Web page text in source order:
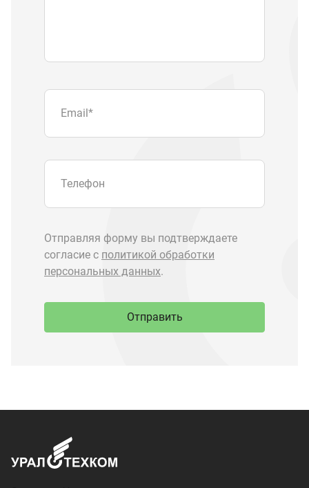
Запчасти Урал
Запчасти Камаз
Спецпредложения
Доставка и оплата